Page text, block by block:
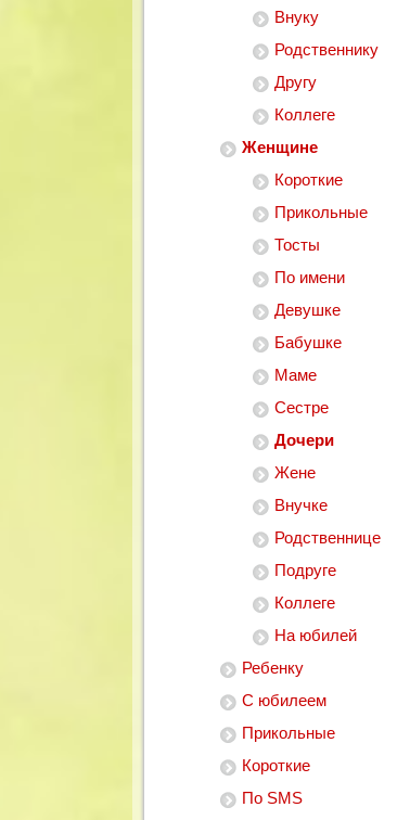
Внуку
Родственнику
Другу
Коллеге
Женщине
Короткие
Прикольные
Тосты
По имени
Девушке
Бабушке
Маме
Сестре
Дочери
Жене
Внучке
Родственнице
Подруге
Коллеге
На юбилей
Ребенку
С юбилеем
Прикольные
Короткие
По SMS